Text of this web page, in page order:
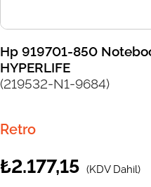
Hp 919701-850
HYPERLIFE
(219532-N1-9684)
Retro
₺2.177,15 (KDV Dahil)